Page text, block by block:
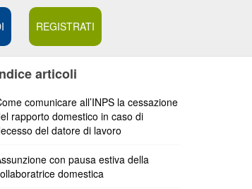
REGISTRATI
articoli
comunicare all’INPS la cessazione
rapporto domestico in caso di
del datore di lavoro
con pausa estiva della
domestica